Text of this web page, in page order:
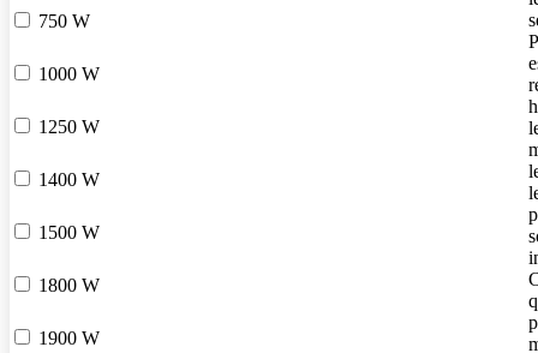
750 W
1000 W
1250 W
1400 W
1500 W
1800 W
1900 W